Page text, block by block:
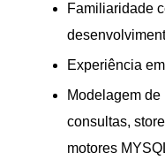
Familiaridade
Experiência
Modelagem
consultas,
motores